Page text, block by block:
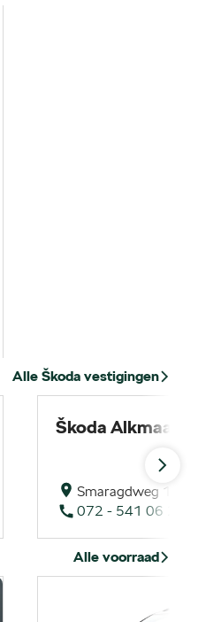
Alle Škoda vestigingen
Škoda Alkmaar
Smaragdweg 12,
072 - 541 06 20
Alle voorraad